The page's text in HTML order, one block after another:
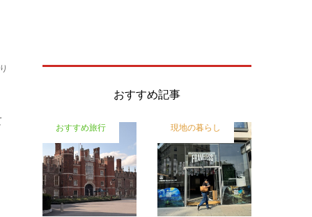
おすすめ記事
おすすめ旅行 現地の暮らし